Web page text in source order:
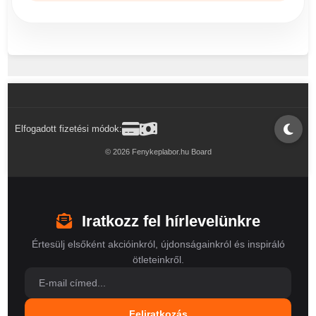
Elfogadott fizetési módok:
© 2026 Fenykeplabor.hu Board
Iratkozz fel hírlevelünkre
Értesülj elsőként akcióinkról, újdonságainkról és inspiráló
ötleteinkről.